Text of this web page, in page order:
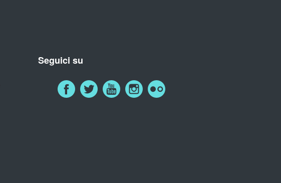
Seguici su